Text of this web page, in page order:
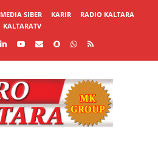
MEDIA SIBER KARIR
RADIO KALTARA
KALTARATV